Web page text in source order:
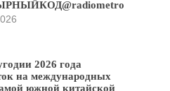
2026 года
на международных
южной китайской